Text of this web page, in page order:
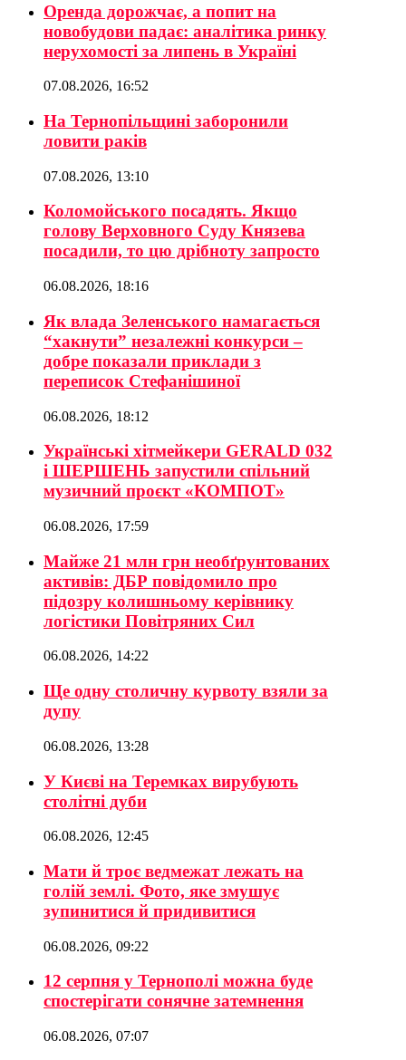
Оренда дорожчає, а попит на
новобудови падає: аналітика ринку
нерухомості за липень в Україні
07.08.2026, 16:52
На Тернопільщині заборонили
ловити раків
07.08.2026, 13:10
Коломойського посадять. Якщо
голову Верховного Суду Князева
посадили, то цю дрібноту запросто
06.08.2026, 18:16
Як влада Зеленського намагається
“хакнути” незалежні конкурси –
добре показали приклади з
переписок Стефанішиної
06.08.2026, 18:12
Українські хітмейкери GERALD 032
і ШЕРШЕНЬ запустили спільний
музичний проєкт «КОМПОТ»
06.08.2026, 17:59
Майже 21 млн грн необґрунтованих
активів: ДБР повідомило про
підозру колишньому керівнику
логістики Повітряних Сил
06.08.2026, 14:22
Ще одну столичну курвоту взяли за
дупу
06.08.2026, 13:28
У Києві на Теремках вирубують
столітні дуби
06.08.2026, 12:45
Мати й троє ведмежат лежать на
голій землі. Фото, яке змушує
зупинитися й придивитися
06.08.2026, 09:22
12 серпня у Тернополі можна буде
спостерігати сонячне затемнення
06.08.2026, 07:07